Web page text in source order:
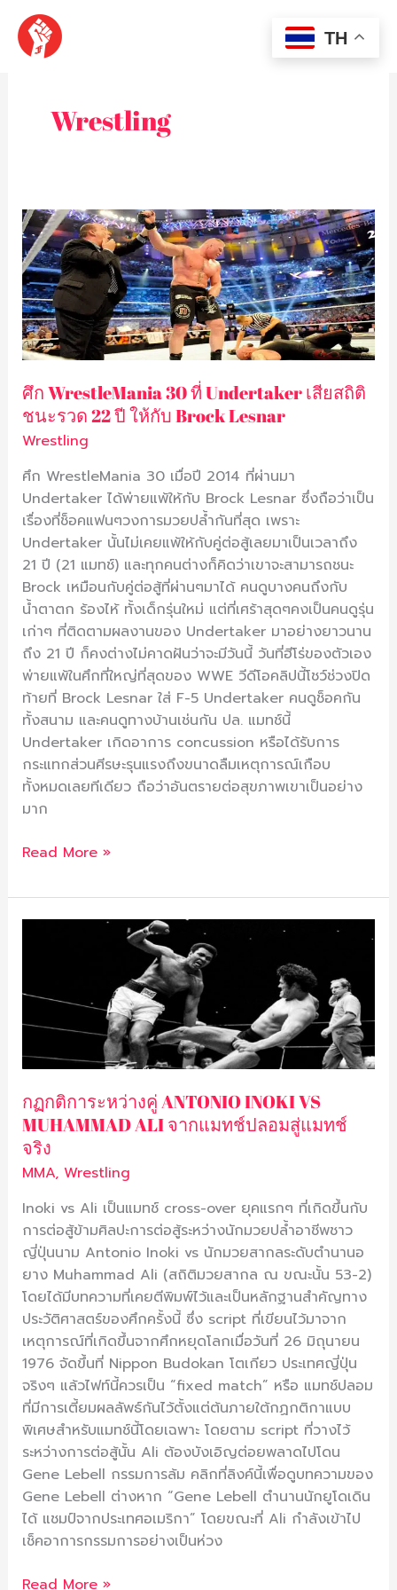
content
Wrestling
ศึก WrestleMania 30 ที่ Undertaker เสียสถิติ
ชนะรวด 22 ปี ให้กับ Brock Lesnar
Wrestling
ศึก WrestleMania 30 เมื่อปี 2014 ที่ผ่านมา
Undertaker ได้พ่ายแพ้ให้กับ Brock Lesnar ซึ่งถือว่าเป็น
เรื่องที่ช็อคแฟนๆวงการมวยปล้ำกันที่สุด เพราะ
Undertaker นั้นไม่เคยแพ้ให้กับคู่ต่อสู้เลยมาเป็นเวลาถึง
21 ปี (21 แมทช์) และทุกคนต่างก็คิดว่าเขาจะสามารถชนะ
Brock เหมือนกับคู่ต่อสู้ที่ผ่านๆมาได้ คนดูบางคนถึงกับ
น้ำตาตก ร้องไห้ ทั้งเด็กรุ่นใหม่ แต่ที่เศร้าสุดๆคงเป็นคนดูรุ่น
เก่าๆ ที่ติดตามผลงานของ Undertaker มาอย่างยาวนาน
ถึง 21 ปี ก็คงต่างไม่คาดฝันว่าจะมีวันนี้ วันที่ฮีโร่ของตัวเอง
พ่ายแพ้ในศึกที่ใหญ่ที่สุดของ WWE วีดีโอคลิปนี้โชว์ช่วงปิด
ท้ายที่ Brock Lesnar ใส่ F-5 Undertaker คนดูช็อคกัน
ทั้งสนาม และคนดูทางบ้านเช่นกัน ปล. แมทช์นี้
Undertaker เกิดอาการ concussion หรือได้รับการ
กระแทกส่วนศีรษะรุนแรงถึงขนาดลืมเหตุการณ์เกือบ
ทั้งหมดเลยทีเดียว ถือว่าอันตรายต่อสุขภาพเขาเป็นอย่าง
มาก
ศึก
WrestleMania
30
ที่
Undertaker
เสีย
สถิติ
รวด
22
ปี
กับ
Brock
Lesnar
Read More »
กฏกติการะหว่างคู่ ANTONIO INOKI VS
MUHAMMAD ALI จากแมทช์ปลอมสู่แมทช์
จริง
MMA, Wrestling
Inoki vs Ali เป็นแมทช์ cross-over ยุคแรกๆ ที่เกิดขึ้นกับ
การต่อสู้ข้ามศิลปะการต่อสู้ระหว่างนักมวยปล้ำอาชีพชาว
ญี่ปุ่นนาม Antonio Inoki vs นักมวยสากลระดับตำนานอ
ยาง Muhammad Ali (สถิติมวยสากล ณ ขณะนั้น 53-2)
โดยได้มีบทความที่เคยตีพิมพ์ไว้และเป็นหลักฐานสำคัญทาง
ประวัติศาสตร์ของศึกครั้งนี้ ซึ่ง script ที่เขียนไว้มาจาก
เหตุการณ์ที่เกิดขึ้นจากศึกหยุดโลกเมื่อวันที่ 26 มิถุนายน
1976 จัดขึ้นที่ Nippon Budokan โตเกียว ประเทศญี่ปุ่น
จริงๆ แล้วไฟท์นี้ควรเป็น “fixed match” หรือ แมทช์ปลอม
ที่มีการเตี้ยมผลลัพธ์กันไว้ตั้งแต่ต้นภายใต้กฏกติกาแบบ
พิเศษสำหรับแมทช์นี้โดยเฉพาะ โดยตาม script ที่วางไว้
ระหว่างการต่อสู้นั้น Ali ต้องบังเอิญต่อยพลาดไปโดน
Gene Lebell กรรมการล้ม คลิกที่ลิงค์นี้เพื่อดูบทความของ
Gene Lebell ต่างหาก “Gene Lebell ตำนานนักยูโดเดิน
ได้ แชมป์จากประเทศอเมริกา” โดยขณะที่ Ali กำลังเข้าไป
เช็คอาการกรรมการอย่างเป็นห่วง
คู่
VS
ALI
จาก
แมทช์
ปลอม
แมทช์
จริง
Read More »
TH